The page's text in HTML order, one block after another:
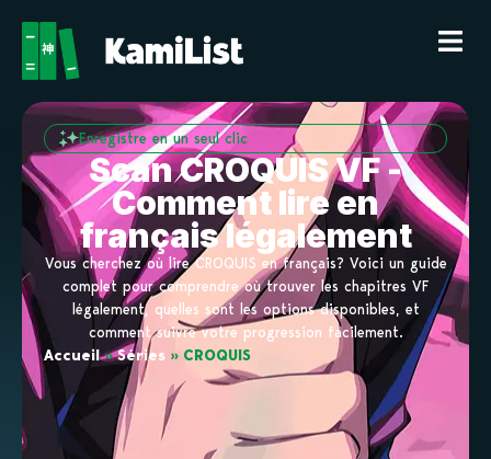
Enregistre en un seul clic
Scan CROQUIS VF -
Comment lire en
français légalement
Vous cherchez où lire CROQUIS en français? Voici un guide
complet pour comprendre où trouver les chapitres VF
légalement, quelles sont les options disponibles, et
comment suivre votre progression facilement.
Accueil»Séries » CROQUIS